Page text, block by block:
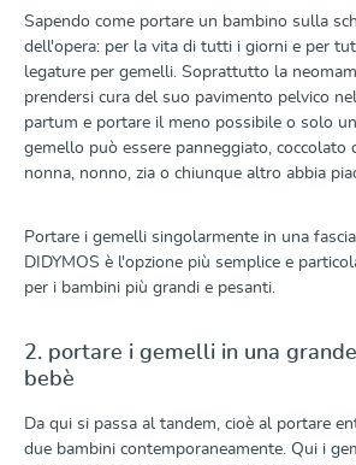
Sapendo come portare un bambino sulla
dell'opera: per la vita di tutti i giorni e per
legature per gemelli. Soprattutto la
prendersi cura del suo pavimento pelvico
partum e portare il meno possibile o solo
gemello può essere panneggiato, coccolato
nonna, nonno, zia o chiunque altro abbia
Portare i gemelli singolarmente in una
DIDYMOS è l'opzione più semplice e
per i bambini più grandi e pesanti.
2. portare i gemelli in una
bebè
Da qui si passa al tandem, cioè al portare
due bambini contemporaneamente. Qui i